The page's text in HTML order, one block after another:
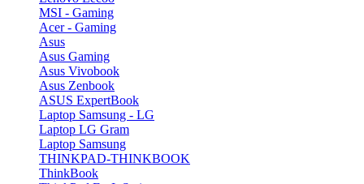
MSI - Gaming
Acer - Gaming
Asus
Asus Gaming
Asus Vivobook
Asus Zenbook
ASUS ExpertBook
Laptop Samsung - LG
Laptop LG Gram
Laptop Samsung
THINKPAD-THINKBOOK
ThinkBook